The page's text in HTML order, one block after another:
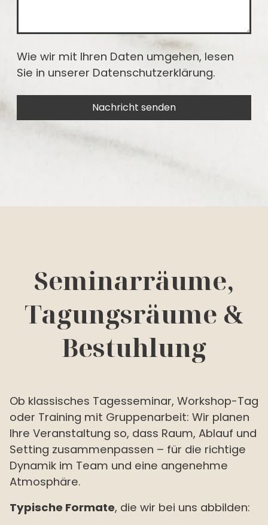
Wie wir mit Ihren Daten umgehen, lesen
Sie in unserer Datenschutzerklärung.
Seminarräume,
Tagungsräume &
Bestuhlung
Ob klassisches Tagesseminar, Workshop-Tag
oder Training mit Gruppenarbeit: Wir planen
Ihre Veranstaltung so, dass Raum, Ablauf und
Setting zusammenpassen – für die richtige
Dynamik im Team und eine angenehme
Atmosphäre.
Typische Formate, die wir bei uns abbilden: